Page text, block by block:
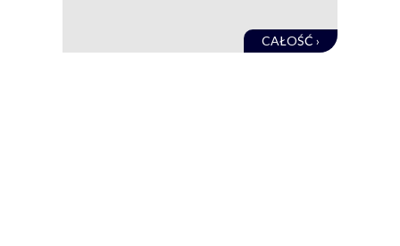
CAŁOŚĆ ›